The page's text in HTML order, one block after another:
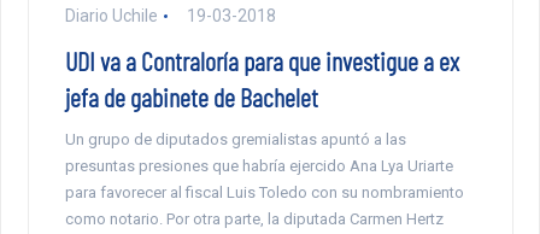
Diario Uchile 19-03-2018
UDI va a Contraloría para que investigue a ex
jefa de gabinete de Bachelet
Un grupo de diputados gremialistas apuntó a las
presuntas presiones que habría ejercido Ana Lya Uriarte
para favorecer al fiscal Luis Toledo con su nombramiento
como notario. Por otra parte, la diputada Carmen Hertz